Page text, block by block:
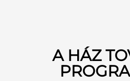
A HÁZ